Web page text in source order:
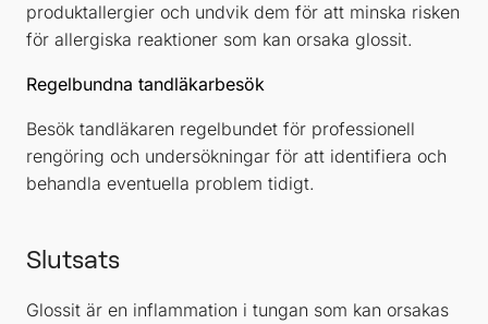
produktallergier och undvik dem för att minska risken
för allergiska reaktioner som kan orsaka glossit.
Regelbundna tandläkarbesök
Besök tandläkaren regelbundet för professionell
rengöring och undersökningar för att identifiera och
behandla eventuella problem tidigt.
Slutsats
Glossit är en inflammation i tungan som kan orsakas